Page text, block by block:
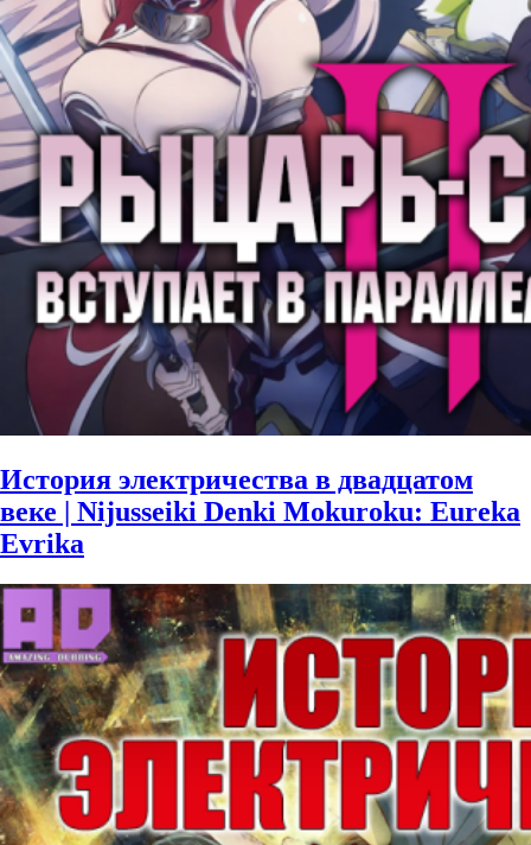
История электричества в двадцатом
веке | Nijusseiki Denki Mokuroku: Eureka
Evrika